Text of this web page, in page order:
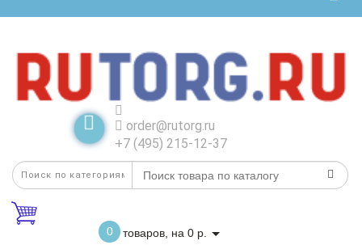
order@rutorg.ru
+7 (495) 215-12-37
0 товаров, на 0 р.